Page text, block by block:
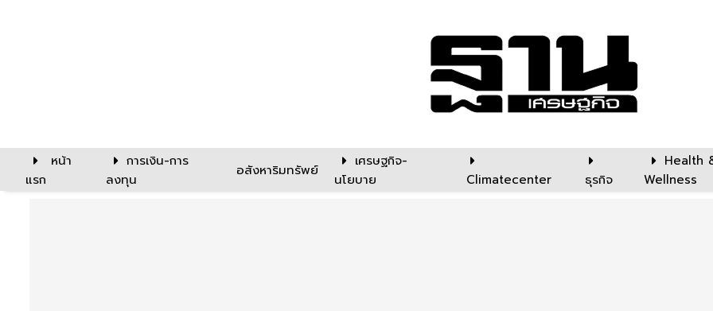
หน้า
แรก
การเงิน-การ
ลงทุน
อสังหาริมทรัพย์
เศรษฐกิจ-
นโยบาย
Climatecenter ธุรกิจ
Health
Wellness